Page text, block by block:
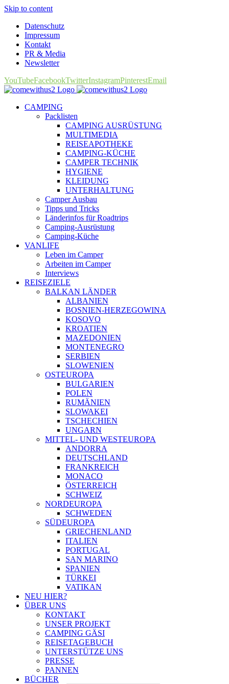
Skip to content
Datenschutz
Impressum
Kontakt
PR & Media
Newsletter
YouTubeFacebookTwitterInstagramPinterestEmail
CAMPING
Packlisten
CAMPING AUSRÜSTUNG
MULTIMEDIA
REISEAPOTHEKE
CAMPING-KÜCHE
CAMPER TECHNIK
HYGIENE
KLEIDUNG
UNTERHALTUNG
Camper Ausbau
Tipps und Tricks
Länderinfos für Roadtrips
Camping-Ausrüstung
Camping-Küche
VANLIFE
Leben im Camper
Arbeiten im Camper
Interviews
REISEZIELE
BALKAN LÄNDER
ALBANIEN
BOSNIEN-HERZEGOWINA
KOSOVO
KROATIEN
MAZEDONIEN
MONTENEGRO
SERBIEN
SLOWENIEN
OSTEUROPA
BULGARIEN
POLEN
RUMÄNIEN
SLOWAKEI
TSCHECHIEN
UNGARN
MITTEL- UND WESTEUROPA
ANDORRA
DEUTSCHLAND
FRANKREICH
MONACO
ÖSTERREICH
SCHWEIZ
NORDEUROPA
SCHWEDEN
SÜDEUROPA
GRIECHENLAND
ITALIEN
PORTUGAL
SAN MARINO
SPANIEN
TÜRKEI
VATIKAN
NEU HIER?
ÜBER UNS
KONTAKT
UNSER PROJEKT
CAMPING GÄSI
REISETAGEBUCH
UNTERSTÜTZE UNS
PRESSE
PANNEN
BÜCHER